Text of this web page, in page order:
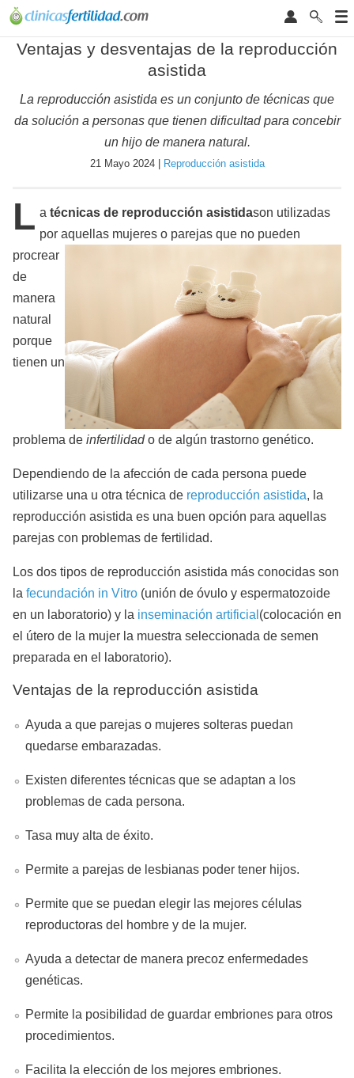
Ventajas y desventajas de la reproducción
asistida
La reproducción asistida es un conjunto de técnicas que
da solución a personas que tienen dificultad para concebir
un hijo de manera natural.
21 Mayo 2024 | Reproducción asistida
L a técnicas de reproducción asistidason utilizadas
por aquellas mujeres o parejas que no pueden
procrear
de
manera
natural
porque
tienen un
problema de infertilidado de algún trastorno genético.
Dependiendo de la afección de cada persona puede
utilizarse una u otra técnica de reproducción asistida, la
reproducción asistida es una buen opción para aquellas
parejas con problemas de fertilidad.
Los dos tipos de reproducción asistida más conocidas son
la fecundación in Vitro (unión de óvulo y espermatozoide
en un laboratorio) y la inseminación artificial (colocación en
el útero de la mujer la muestra seleccionada de semen
preparada en el laboratorio).
Ventajas de la reproducción asistida
Ayuda a que parejas o mujeres solteras puedan
quedarse embarazadas.
Existen diferentes técnicas que se adaptan a los
problemas de cada persona.
Tasa muy alta de éxito.
Permite a parejas de lesbianas poder tener hijos.
Permite que se puedan elegir las mejores células
reproductoras del hombre y de la mujer.
Ayuda a detectar de manera precoz enfermedades
genéticas.
Permite la posibilidad de guardar embriones para otros
procedimientos.
Facilita la elección de los mejores embriones.